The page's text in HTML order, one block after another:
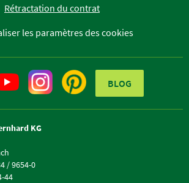
Rétractation du contrat
les paramètres des cookies
BLOG
KG
/ 9654-0
44